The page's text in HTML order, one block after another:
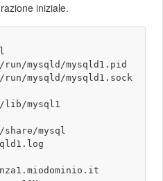
iniziale.
mysqld/mysqld1.pid
mysqld/mysqld1.sock
mysql1
mysql